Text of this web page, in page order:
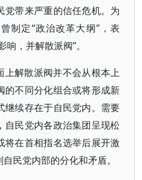
党带来严重的信任危机。为
制定“政治改革大纲”，表
，并解散派阀”。
上解散派阀并不会从根本上
的不同分化组合或将形成新
继续存在于自民党内。需要
自民党内各政治集团呈现松
将在首相指名选举后展开激
民党内部的分化和矛盾。